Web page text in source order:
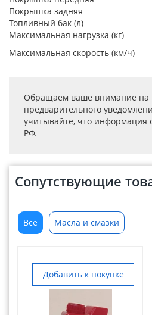
Покрышка задняя
Топливный бак (л)
Максимальная нагрузка (кг)
Максимальная скорость (км/ч)
Обращаем ваше внимание на
предварительного
учитывайте, что информация
РФ.
Сопутствующие
Все Масла и смазки
Добавить к покупке